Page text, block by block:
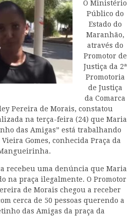
O Ministério
Público do
Estado do
Maranhão,
através do
Promotor de
Justiça da 2ª
Promotoria
de Justiça
da Comarca
Pereira de Morais, constatou
na terça-feira (24) que Maria
das Amigas” está trabalhando
Gomes, conhecida Praça da
recebeu uma denúncia que Maria
na praça ilegalmente. O Promotor
de Morais chegou a receber
cerca de 50 pessoas querendo a
das Amigas da praça da